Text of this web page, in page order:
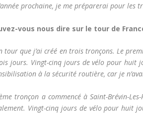
prochaine, je me préparerai pour les
vous nous dire sur le tour de
tour que j’ai créé en trois tronçons. Le
jours. Vingt-cinq jours de vélo pour huit
à la sécurité routière, car je
tronçon a commencé à Saint-Brévin-
Vingt-cinq jours de vélo pour huit